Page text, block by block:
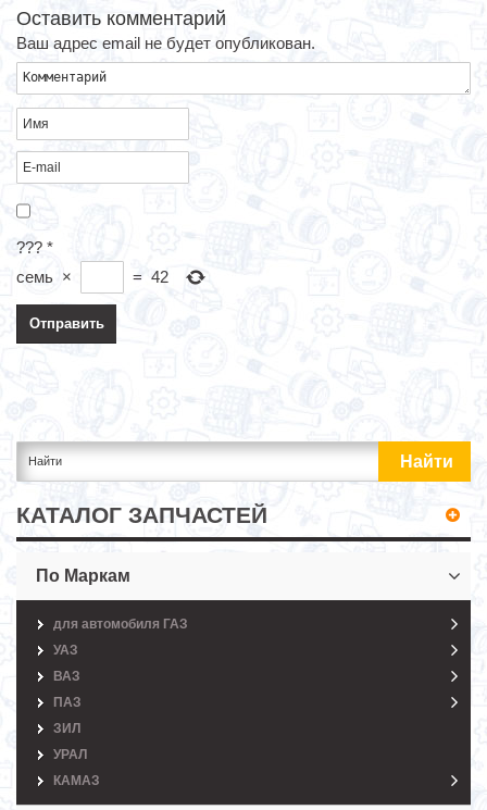
Оставить комментарий
Ваш адрес email не будет опубликован.
??? *
семь × = 42
КАТАЛОГ ЗАПЧАСТЕЙ
По Маркам
для автомобиля ГАЗ
УАЗ
ВАЗ
ПАЗ
ЗИЛ
УРАЛ
КАМАЗ